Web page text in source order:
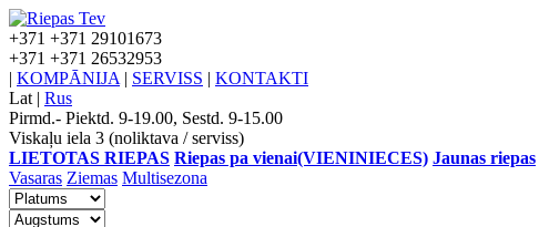
+371 +371 29101673
+371 +371 26532953
| KOMPĀNIJA | SERVISS | KONTAKTI
Lat | Rus
Pirmd.- Piektd. 9-19.00, Sestd. 9-15.00
Viskaļu iela 3 (noliktava / serviss)
LIETOTAS RIEPAS Riepas pa vienai(VIENINIECES) Jaunas riepas
Vasaras Ziemas Multisezona